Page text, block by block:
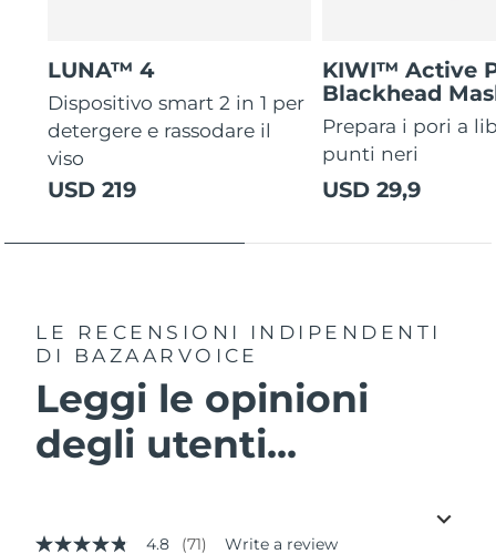
LUNA™ 4
Dispositivo smart 2 in 1 per
detergere e rassodare il
viso
USD 219
KIWI™ Active
Blackhead
Prepara i pori a
punti neri
USD 29,9
LE RECENSIONI INDIPENDENTI
DI BAZAARVOICE
Leggi le opinioni
degli utenti...
4.8 (71) Write a review